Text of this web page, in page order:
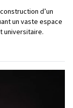
d’un
un vaste espace
universitaire.